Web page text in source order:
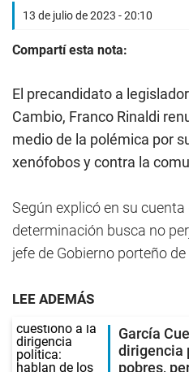
13 de julio de 2023 - 20:10
Compartí esta nota:
El precandidato a
Cambio, Franco Rinaldi
medio de la polémica por
xenófobos y contra la
Según explicó en su
determinación busca no
jefe de Gobierno porteño
LEE ADEMÁS
García
dirigencia
pobres,